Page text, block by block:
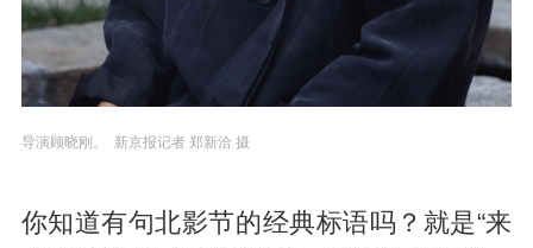
导演顾晓刚。 新京报记者 郑新洽 摄
你知道有句北影节的经典标语吗？就是“来